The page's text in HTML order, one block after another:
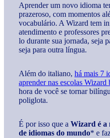
Aprender um novo idioma
prazeroso, com momentos
vocabulário. A Wizard tem
atendimento e professores
lo durante sua jornada, seja
seja para outra língua.
Além do italiano, há mais 7
aprender nas escolas Wizard
hora de você se tornar
poliglota.
É por isso que a Wizard é a
de idiomas do mundo* e